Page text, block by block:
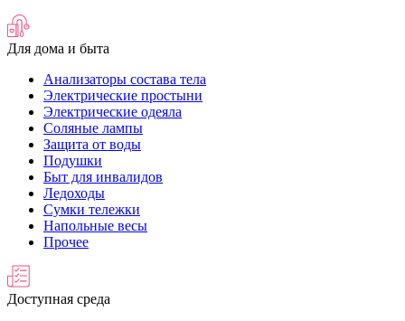
Для дома и быта
Анализаторы состава тела
Электрические простыни
Электрические одеяла
Соляные лампы
Защита от воды
Подушки
Быт для инвалидов
Ледоходы
Сумки тележки
Напольные весы
Прочее
Доступная среда